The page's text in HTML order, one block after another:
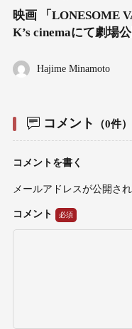
映画 「LONESOME
K’s cinemaにて劇場
Hajime Minamoto
コメント （0件）
コメントを書く
メールアドレスが公開さ
コメント